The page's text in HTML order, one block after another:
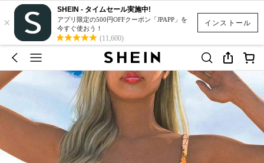
インストール
×
SHEIN - タイムセール実施中!
アプリ限定の500円OFFクーポン「JPAPP」を
今すぐ使おう！
(11,600)